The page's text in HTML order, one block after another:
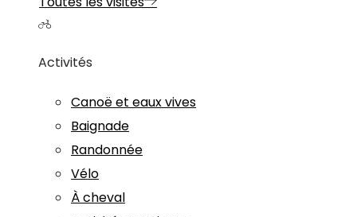
Activités
Canoë et eaux vives
Baignade
Randonnée
Vélo
À cheval